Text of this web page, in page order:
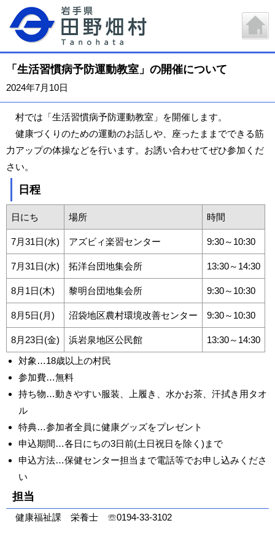
「生活習慣病予防運動教室」の開催について
2024年7月10日
村では「生活習慣病予防運動教室」を開催します。
健康づくりのための運動のお話しや、座ったままでできる筋
力アップの体操などを行います。お誘い合わせてぜひ参加くだ
さい。
日程
日にち 場所 時間
7月31日(水) アズビィ楽習センター 9:30～10:30
7月31日(水) 拓洋台団地集会所 13:30～14:30
8月1日(木) 黎明台団地集会所 9:30～10:30
8月5日(月) 沼袋地区農村環境改善センター 9:30～10:30
8月23日(金) 浜岩泉地区公民館
13:30～14:30
対象…18歳以上の村民
参加費…無料
持ち物…動きやすい服装、上履き、水かお茶、汗拭き用タオ
ル
特典…参加者全員に健康グッズをプレゼント
申込期間…各日にちの3日前(土日祝日を除く)まで
申込方法…保健センター担当まで電話等でお申し込みくださ
い
担当
健康福祉課 栄養士 ☏0194-33-3102